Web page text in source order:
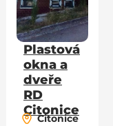
Plastová
okna a
dveře
RD
Citonice
Citonice